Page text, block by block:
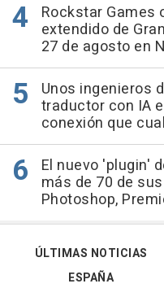
Rockstar Games
extendido de
27 de agosto en
Unos ingenieros
traductor con IA
conexión que
El nuevo 'plugin'
más de 70 de
Photoshop,
ÚLTIMAS NOTICIAS
ESPAÑA